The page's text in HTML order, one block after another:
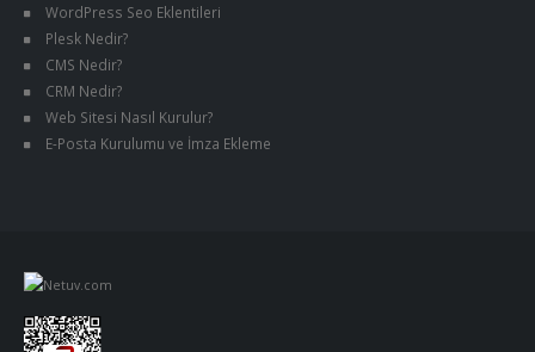
WordPress Seo Eklentileri
Plesk Nedir?
CMS Nedir?
CRM Nedir?
Web Sitesi Nasıl Kurulur?
E-Posta Kurulumu ve İmza Ekleme